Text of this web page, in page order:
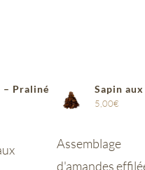
– Praliné
Sapin
5,00€
Assemblage
d'amandes